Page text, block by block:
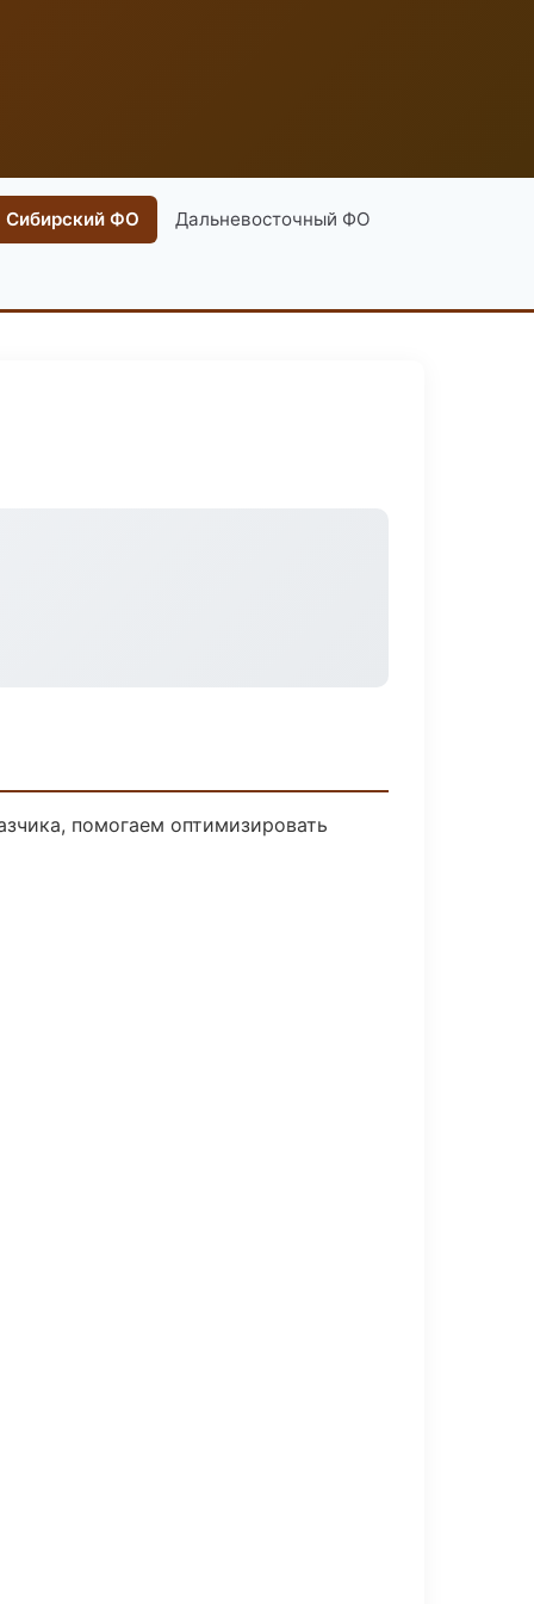
Сибирский ФО Дальневосточный ФО
помогаем оптимизировать